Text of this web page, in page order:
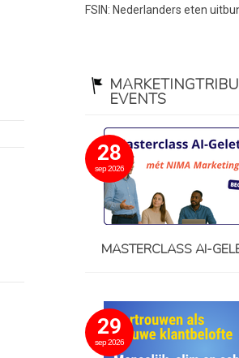
FSIN: Nederlanders eten
EVENTS
28
sep 2026
MASTERCLASS AI-
29
sep 2026